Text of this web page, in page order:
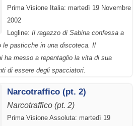
Prima Visione Italia: martedì 19 Novembre
2002
Logline: Il ragazzo di Sabina confessa a
le pasticche in una discoteca. Il
ha messo a repentaglio la vita di sua
di essere degli spacciatori.
Narcotraffico (pt. 2)
Narcotraffico (pt. 2)
Prima Visione Assoluta: martedì 19